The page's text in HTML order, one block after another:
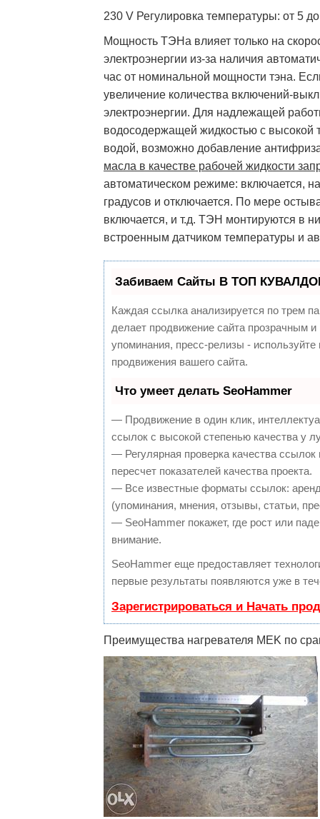
230 V Регулировка температуры: от 5
Мощность ТЭНа влияет только на
электроэнергии из-за наличия
час от номинальной мощности тэна.
увеличение количества включений-
электроэнергии. Для надлежащей
водосодержащей жидкостью с высокой
водой, возможно добавление
масла в качестве рабочей жидкости
автоматическом режиме: включается,
градусов и отключается. По мере
включается, и т.д. ТЭН монтируются в
встроенным датчиком температуры и
Забиваем Сайты В ТОП
Каждая ссылка анализируется по трем
делает продвижение сайта прозрачным
упоминания, пресс-релизы -
продвижения вашего сайта.
Что умеет делать SeoHammer
— Продвижение в один клик,
ссылок с высокой степенью качества у
— Регулярная проверка качества
пересчет показателей качества проекта.
— Все известные форматы ссылок:
(упоминания, мнения, отзывы, статьи,
— SeoHammer покажет, где рост или
внимание.
SeoHammer еще предоставляет
первые результаты появляются уже в
Зарегистрироваться и Начать
Преимущества нагревателя MEK по